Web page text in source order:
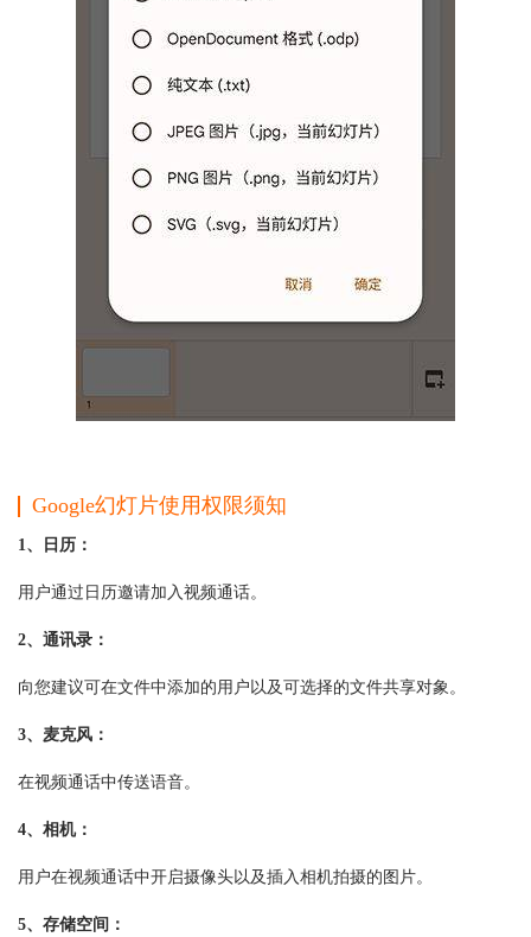
Google幻灯片使用权限须知
1、日历：
用户通过日历邀请加入视频通话。
2、通讯录：
向您建议可在文件中添加的用户以及可选择的文件共享对象。
3、麦克风：
在视频通话中传送语音。
4、相机：
用户在视频通话中开启摄像头以及插入相机拍摄的图片。
5、存储空间：